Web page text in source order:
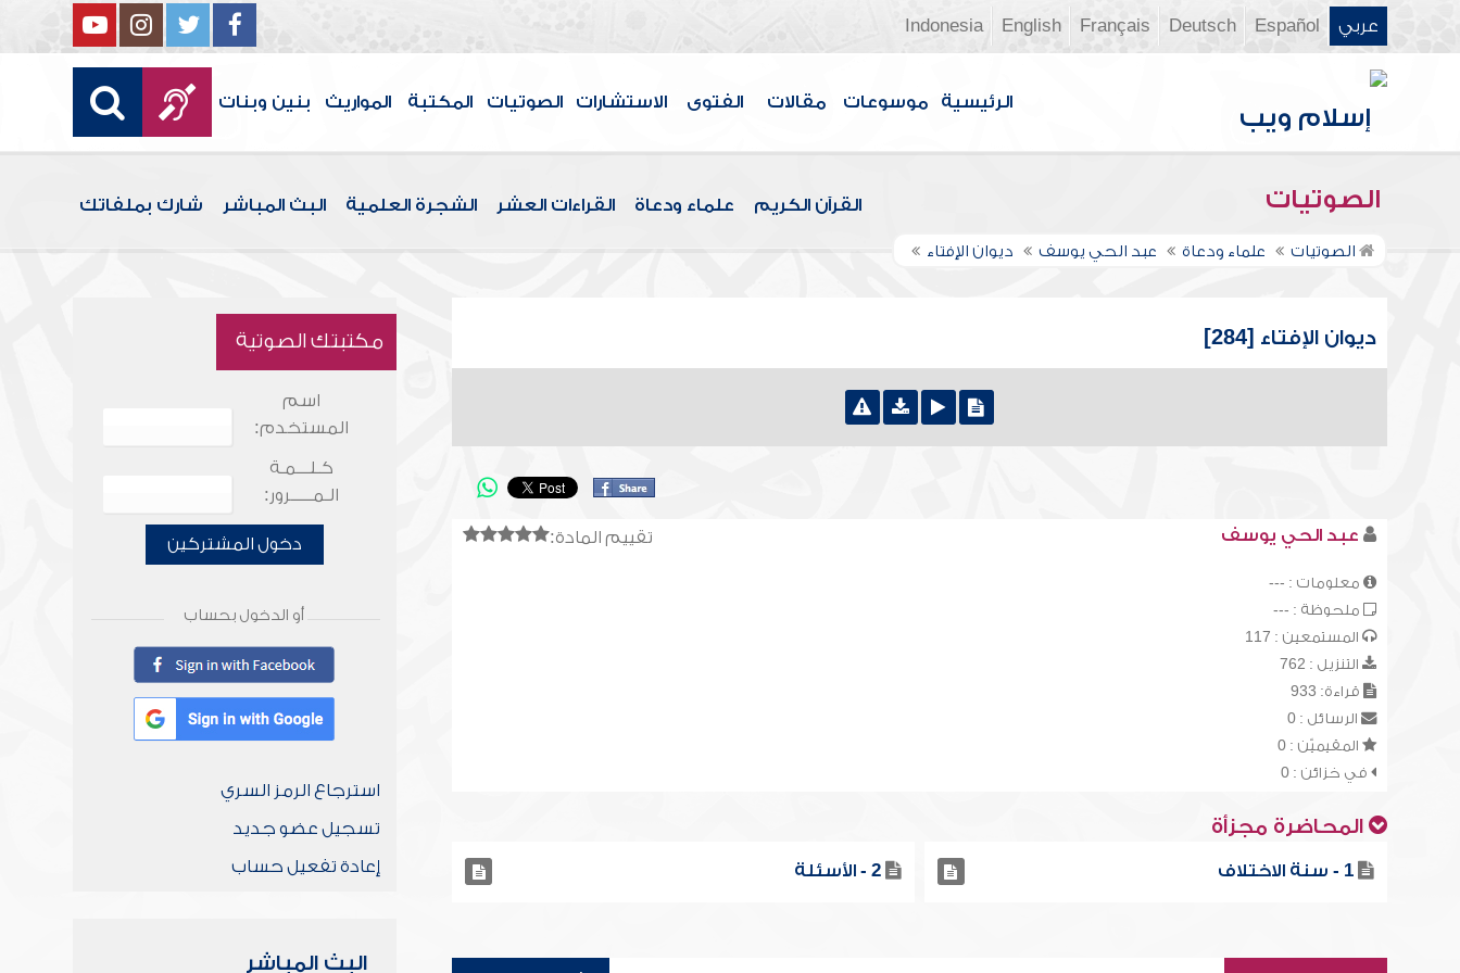
عربي Español
Deutsch
Français
English
Indonesia
الرئيسية موسوعات مقالات الفتوى الاستشارات الصوتيات المكتبة المواريث بنين وبنات
الصوتيات القرآن الكريم علماء ودعاة القراءات العشر الشجرة العلمية البث المباشر شارك بملفاتك
الصوتيات علماء ودعاة عبد الحي يوسف ديوان الإفتاء
ديوان الإفتاء [284]
تقييم المادة: عبد الحي يوسف
معلومات : ---
ملحوظة : ---
المستمعين : 117
التنزيل : 762
قراءة: 933
الرسائل : 0
المقيميّن : 0
في خزائن : 0
المحاضرة مجزأة
1 - سنة الاختلاف 2 - الأسئلة
مكتبتك الصوتية
اسم
المستخدم:
كـلـــمـة
الـمـــــرور:
دخول المشتركين
أو الدخول بحساب
استرجاع الرمز السري
تسجيل عضو جديد
إعادة تفعيل حساب
البث المباشر